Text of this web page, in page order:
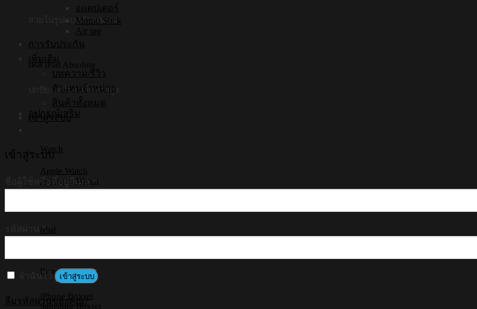
สวยในรูปแบบตัวคุณเอง
เคส iPad Absolute
ปกป้องเครื่อง แข็งแรงสูง
อุปกรณ์เสริม
Watch
Apple Watch
Samsung Watch
iPad
Samsung Tab
Boxset
iPhone Boxset
Samsung Boxset
อแดปเตอร์
Momo Stick
Air tag
การรับประกัน
เพิ่มเติม
บทความ/รีวิว
ตัวแทนจำหน่าย
สินค้าทั้งหมด
เข้าสู่ระบบ
เข้าสู่ระบบ
ชื่อผู้ใช้หรือที่อยู่อีเมล*
*
จำฉันไว้ เข้าสู่ระบบ
ลืมรหัสผ่านของคุณ?